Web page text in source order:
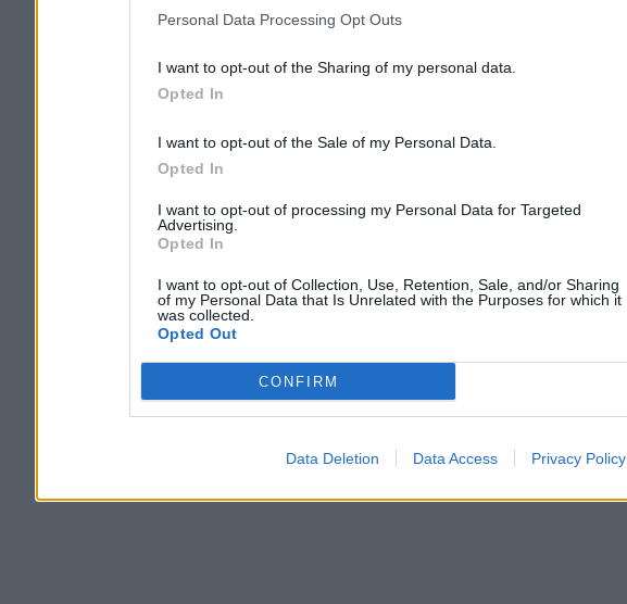
Personal Data Processing Opt Outs
I want to opt-out of the Sharing of my personal data.
Opted In
I want to opt-out of the Sale of my Personal Data.
Opted In
I want to opt-out of processing my Personal Data for Targeted
Advertising.
Opted In
I want to opt-out of Collection, Use, Retention, Sale, and/or Sharing
of my Personal Data that Is Unrelated with the Purposes for which it
was collected.
Opted Out
CONFIRM
Data Deletion Data Access Privacy Policy